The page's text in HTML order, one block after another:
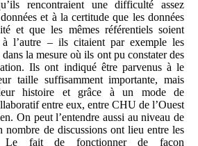
rencontraient une difficulté assez
et à la certitude que les données
et que les mêmes référentiels soient
à l’autre – ils citaient par exemple les
la mesure où ils ont pu constater des
Ils ont indiqué être parvenus à le
taille suffisamment importante, mais
histoire et grâce à un mode de
entre eux, entre CHU de l’Ouest
On peut l’entendre aussi au niveau de
nombre de discussions ont lieu entre les
Le fait de fonctionner de façon